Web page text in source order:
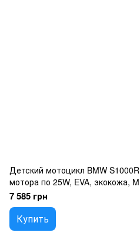
Детский мотоцикл BMW
мотора по 25W, EVA, экокожа,
7 585 грн
Купить